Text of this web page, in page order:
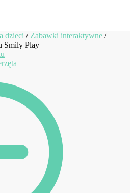
dzieci / Zabawki interaktywne /
Smily Play